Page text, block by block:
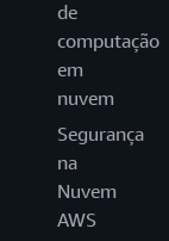
de
computação
em
nuvem
Segurança
na
Nuvem
AWS